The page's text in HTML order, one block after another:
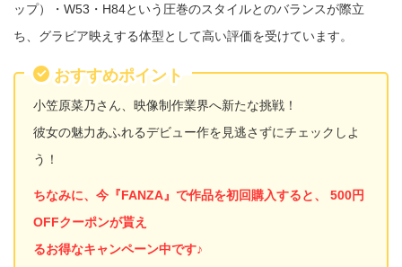
ップ）・W53・H84という圧巻のスタイルとのバランスが際立
ち、グラビア映えする体型として高い評価を受けています。
おすすめポイント
小笠原菜乃さん、映像制作業界へ新たな挑戦！
彼女の魅力あふれるデビュー作を見逃さずにチェックしよ
う！
ちなみに、今『FANZA』で作品を初回購入すると、 500円
OFFクーポンが貰え
るお得なキャンペーン中です♪